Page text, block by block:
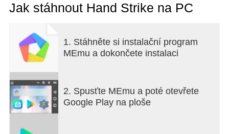
Earn extra money and gain more with FREE Bonus
◉ Lots of fun content for FREE!
◉ Super easy to navigate!
◉ Freedom in how you approach levels.
◉ Choose whichever trap you want!
◉ Hilarious animations and face reactions!
◉ Fun weapons and glorious hand skins at your
disposal!
Jak stáhnout Hand Strike na PC
1. Stáhněte si instalační program
MEmu a dokončete instalaci
2. Spusťte MEmu a poté otevřete
Google Play na ploše